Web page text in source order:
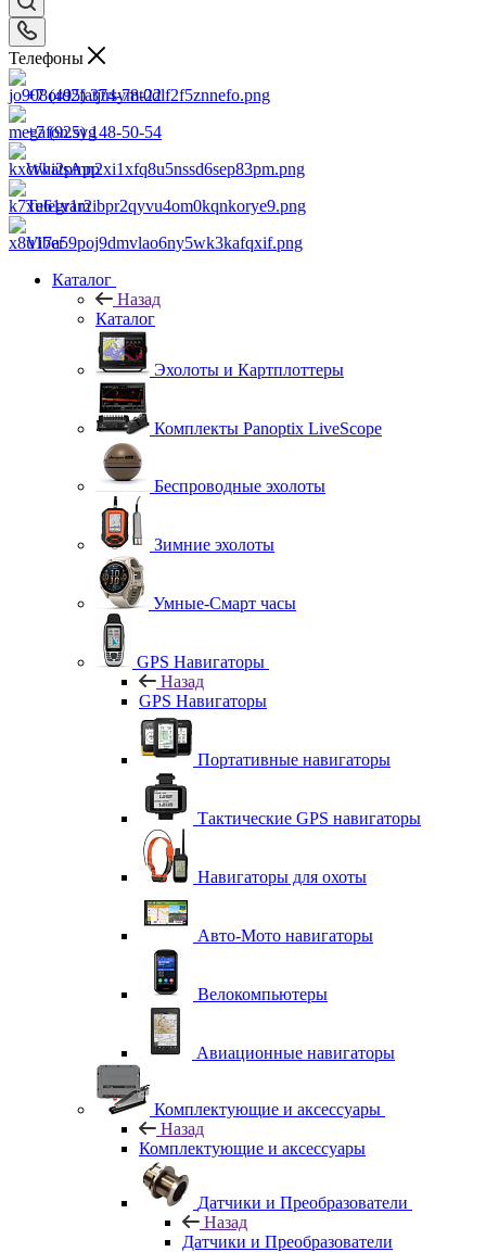
Телефоны
+7 (495) 374-78-22
+7 (925) 148-50-54
WhatsApp
Telegram
Viber
Каталог
Назад
Каталог
Эхолоты и Картплоттеры
Комплекты Panoptix LiveScope
Беспроводные эхолоты
Зимние эхолоты
Умные-Смарт часы
GPS Навигаторы
Назад
GPS Навигаторы
Портативные навигаторы
Тактические GPS навигаторы
Навигаторы для охоты
Авто-Мото навигаторы
Велокомпьютеры
Авиационные навигаторы
Комплектующие и аксессуары
Назад
Комплектующие и аксессуары
Датчики и Преобразователи
Назад
Датчики и Преобразователи